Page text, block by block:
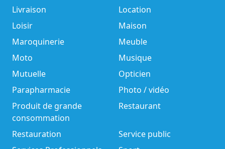
Livraison
Location
Loisir
Maison
Maroquinerie
Meuble
Moto
Musique
Mutuelle
Opticien
Parapharmacie
Photo / vidéo
Produit de grande
consommation
Restaurant
Restauration
Service public